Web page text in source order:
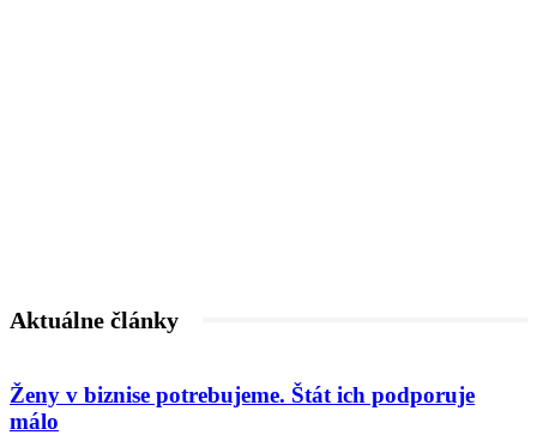
Aktuálne články
Ženy v biznise potrebujeme. Štát ich podporuje
málo